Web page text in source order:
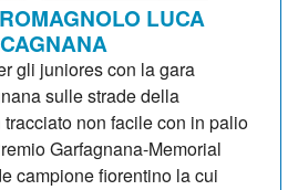
LUCA
gli juniores con la gara
sulle strade della
non facile con in palio
Garfagnana-Memorial
campione fiorentino la cui